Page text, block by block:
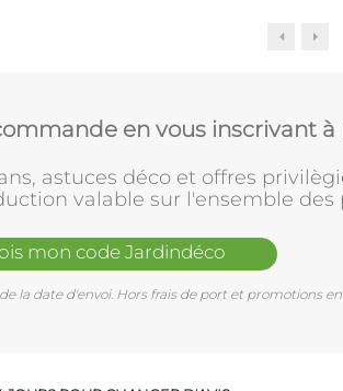
en vous inscrivant
astuces déco et offres
valable sur l'ensemble des
mon code Jardindéco
la date d'envoi. Hors frais de port et promotions